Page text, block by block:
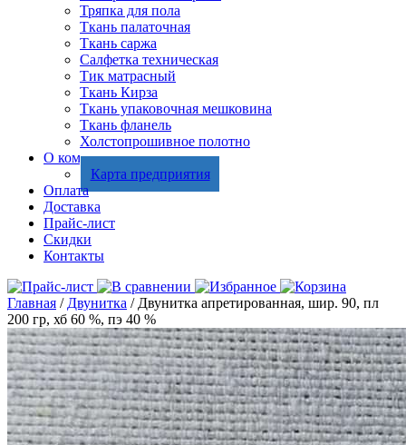
Тряпка для пола
Ткань палаточная
Ткань саржа
Салфетка техническая
Тик матрасный
Ткань Кирза
Ткань упаковочная мешковина
Ткань фланель
Холстопрошивное полотно
О компании
Карта предприятия
Оплата
Доставка
Прайс-лист
Скидки
Контакты
Главная / Двунитка / Двунитка апретированная, шир. 90, пл
200 гр, хб 60 %, пэ 40 %